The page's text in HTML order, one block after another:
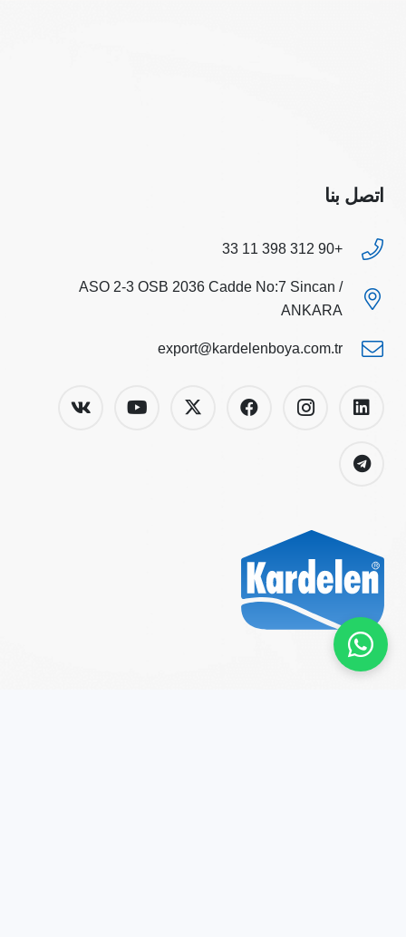
اتصل بنا
+90 312 398 11 33
ASO 2-3 OSB 2036 Cadde No:7 Sincan /
ANKARA
export@kardelenboya.com.tr